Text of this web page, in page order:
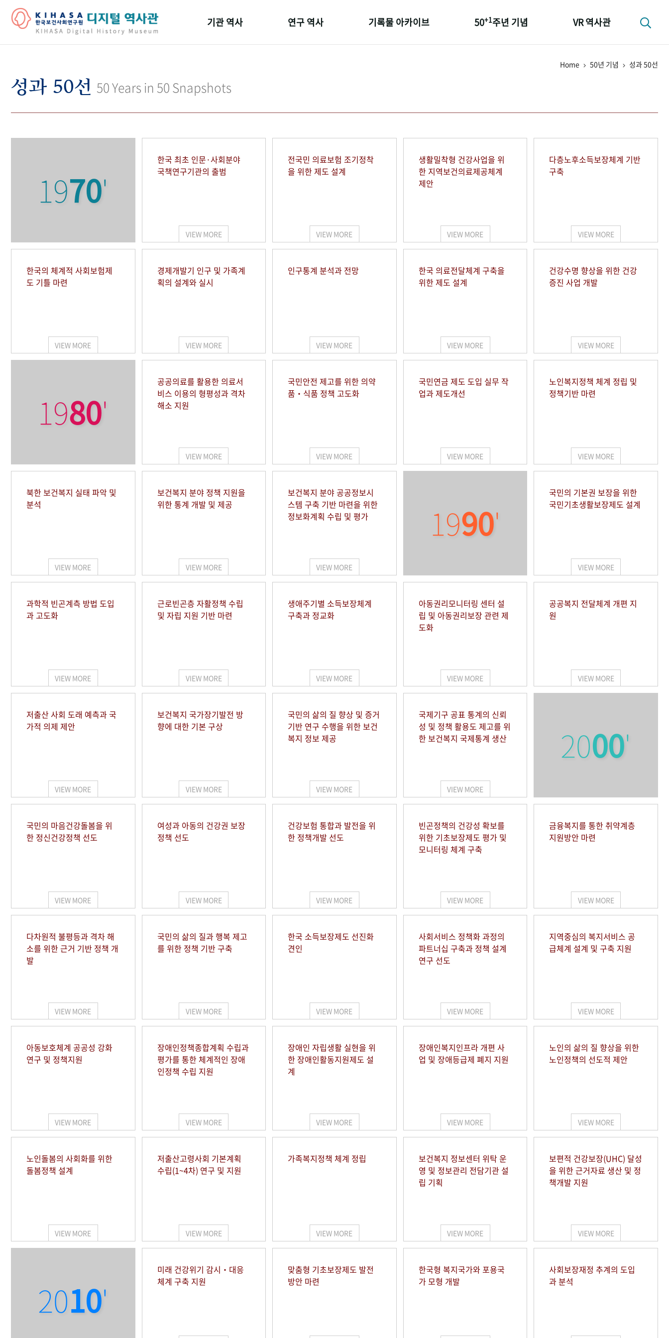
기관 역사
기관 변천사
연구 역사 기록물 아카이브 50+1주년 기념 VR 역사관
Home 50년 기념 성과 50선
성과 50선 50 Years in 50 Snapshots
1970'
한국 최초 인문·사회분야
국책연구기관의 출범
VIEW MORE
전국민 의료보험 조기정착
을 위한 제도 설계
VIEW MORE
생활밀착형 건강사업을 위
한 지역보건의료제공체계
제안
VIEW MORE
다층노후소득보장체계 기반
구축
VIEW MORE
한국의 체계적 사회보험제
도 기틀 마련
VIEW MORE
경제개발기 인구 및 가족계
획의 설계와 실시
VIEW MORE
인구통계 분석과 전망
VIEW MORE
한국 의료전달체계 구축을
위한 제도 설계
VIEW MORE
건강수명 향상을 위한 건강
증진 사업 개발
VIEW MORE
1980'
공공의료를 활용한 의료서
비스 이용의 형평성과 격차
해소 지원
VIEW MORE
국민안전 제고를 위한 의약
품‧식품 정책 고도화
VIEW MORE
국민연금 제도 도입 실무 작
업과 제도개선
VIEW MORE
노인복지정책 체계 정립 및
정책기반 마련
VIEW MORE
북한 보건복지 실태 파악 및
분석
VIEW MORE
보건복지 분야 정책 지원을
위한 통계 개발 및 제공
VIEW MORE
보건복지 분야 공공정보시
스템 구축 기반 마련을 위한
정보화계획 수립 및 평가
VIEW MORE
1990'
국민의 기본권 보장을 위한
국민기초생활보장제도 설계
VIEW MORE
과학적 빈곤계측 방법 도입
과 고도화
VIEW MORE
근로빈곤층 자활정책 수립
및 자립 지원 기반 마련
VIEW MORE
생애주기별 소득보장체계
구축과 정교화
VIEW MORE
아동권리모니터링 센터 설
립 및 아동권리보장 관련 제
도화
VIEW MORE
공공복지 전달체계 개편 지
원
VIEW MORE
저출산 사회 도래 예측과 국
가적 의제 제안
VIEW MORE
보건복지 국가장기발전 방
향에 대한 기본 구상
VIEW MORE
국민의 삶의 질 향상 및 증거
기반 연구 수행을 위한 보건
복지 정보 제공
VIEW MORE
국제기구 공표 통계의 신뢰
성 및 정책 활용도 제고를 위
한 보건복지 국제통계 생산
VIEW MORE
2000'
국민의 마음건강돌봄을 위
한 정신건강정책 선도
VIEW MORE
여성과 아동의 건강권 보장
정책 선도
VIEW MORE
건강보험 통합과 발전을 위
한 정책개발 선도
VIEW MORE
빈곤정책의 건강성 확보를
위한 기초보장제도 평가 및
모니터링 체계 구축
VIEW MORE
금융복지를 통한 취약계층
지원방안 마련
VIEW MORE
다차원적 불평등과 격차 해
소를 위한 근거 기반 정책 개
발
VIEW MORE
국민의 삶의 질과 행복 제고
를 위한 정책 기반 구축
VIEW MORE
한국 소득보장제도 선진화
견인
VIEW MORE
사회서비스 정책화 과정의
파트너십 구축과 정책 설계
연구 선도
VIEW MORE
지역중심의 복지서비스 공
급체계 설계 및 구축 지원
VIEW MORE
아동보호체계 공공성 강화
연구 및 정책지원
VIEW MORE
장애인정책종합계획 수립과
평가를 통한 체계적인 장애
인정책 수립 지원
VIEW MORE
장애인 자립생활 실현을 위
한 장애인활동지원제도 설
계
VIEW MORE
장애인복지인프라 개편 사
업 및 장애등급제 폐지 지원
VIEW MORE
노인의 삶의 질 향상을 위한
노인정책의 선도적 제안
VIEW MORE
노인돌봄의 사회화를 위한
돌봄정책 설계
VIEW MORE
저출산고령사회 기본계획
수립(1~4차) 연구 및 지원
VIEW MORE
가족복지정책 체계 정립
VIEW MORE
보건복지 정보센터 위탁 운
영 및 정보관리 전담기관 설
립 기획
VIEW MORE
보편적 건강보장(UHC) 달성
을 위한 근거자료 생산 및 정
책개발 지원
VIEW MORE
2010'
미래 건강위기 감시‧대응
체계 구축 지원
맞춤형 기초보장제도 발전
방안 마련
한국형 복지국가와 포용국
가 모형 개발
사회보장재정 추계의 도입
과 분석